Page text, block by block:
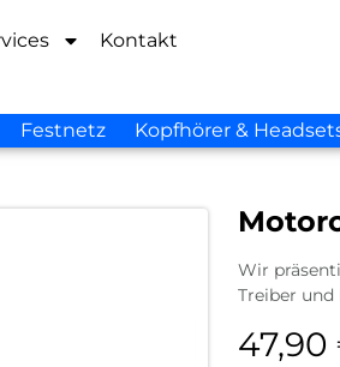
Kontakt
Festnetz Kopfhörer &
Wir
Treiber und
47,90